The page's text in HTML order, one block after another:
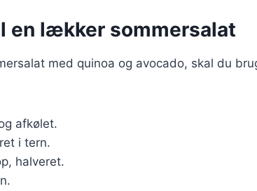
en lækker sommersalat
med quinoa og avocado, skal du
afkølet.
i tern.
halveret.